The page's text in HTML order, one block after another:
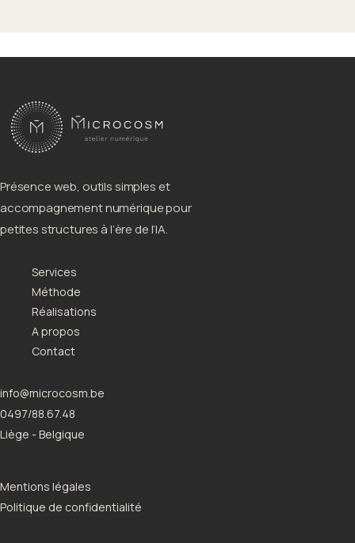
Présence web, outils simples et
accompagnement numérique pour
petites structures à l’ère de l’IA.
Services
Méthode
Réalisations
A propos
Contact
info@microcosm.be
0497/88.67.48
Liège - Belgique
Mentions légales
Politique de confidentialité